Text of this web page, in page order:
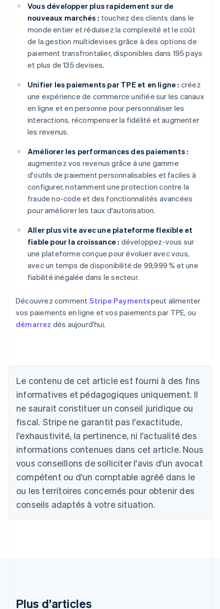
Vous développer plus rapidement sur de
nouveaux marchés : touchez des clients dans le
monde entier et réduisez la complexité et le coût
de la gestion multidevises grâce à des options de
paiement transfrontalier, disponibles dans 195 pays
et plus de 135 devises.
Unifier les paiements par TPE et en ligne : créez
une expérience de commerce unifiée sur les canaux
en ligne et en personne pour personnaliser les
interactions, récompenser la fidélité et augmenter
les revenus.
Améliorer les performances des paiements :
augmentez vos revenus grâce à une gamme
d'outils de paiement personnalisables et faciles à
configurer, notamment une protection contre la
fraude no-code et des fonctionnalités avancées
pour améliorer les taux d'autorisation.
Aller plus vite avec une plateforme flexible et
fiable pour la croissance : développez-vous sur
une plateforme conçue pour évoluer avec vous,
avec un temps de disponibilité de 99,999 % et une
fiabilité inégalée dans le secteur.
Découvrez comment Stripe Paymentspeut alimenter
vos paiements en ligne et vos paiements par TPE, ou
démarrez dès aujourd'hui.
Le contenu de cet article est fourni à des fins
informatives et pédagogiques uniquement. Il
ne saurait constituer un conseil juridique ou
fiscal. Stripe ne garantit pas l'exactitude,
l'exhaustivité, la pertinence, ni l'actualité des
informations contenues dans cet article. Nous
vous conseillons de solliciter l'avis d'un avocat
compétent ou d'un comptable agréé dans le
ou les territoires concernés pour obtenir des
conseils adaptés à votre situation.
Plus d'articles
DeutschEnglish
English
Autriche
Deutsch English
Belgique
NederlandsFrançaisDeutschEnglish
Brésil
Bulgarie
English
Canada
English Français
Chine continentale